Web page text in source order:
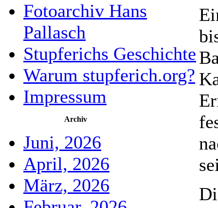
Fotoarchiv Hans
Pallasch
Stupferichs Geschichte
Warum stupferich.org?
Impressum
Archiv
Juni, 2026
April, 2026
März, 2026